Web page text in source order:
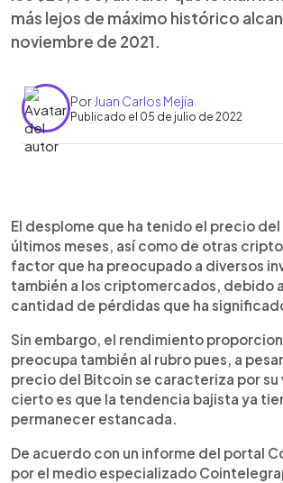
más lejos de máximo histórico
noviembre de 2021.
Por Juan Carlos Mejía
Publicado el 05 de julio de 2022
► Escuchar artículo
El desplome que ha tenido el precio
últimos meses, así como de otras
factor que ha preocupado a diversos
también a los criptomercados, debido
cantidad de pérdidas que ha
Sin embargo, el rendimiento
preocupa también al rubro pues, a
precio del Bitcoin se caracteriza por
cierto es que la tendencia bajista ya
permanecer estancada.
De acuerdo con un informe del portal
por el medio especializado